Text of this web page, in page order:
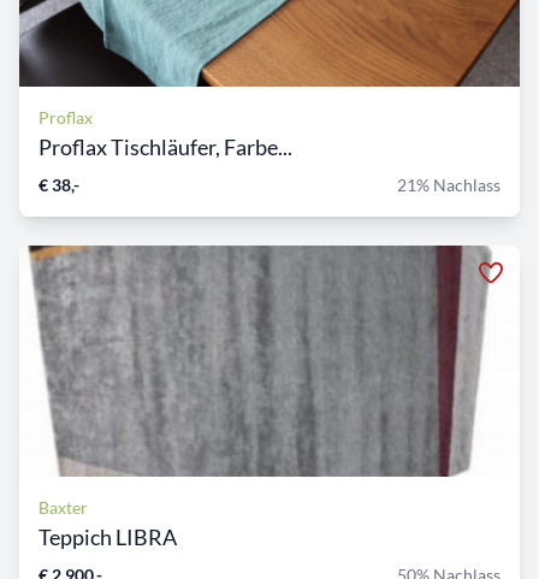
Proflax
Proflax Tischläufer, Farbe...
€ 38,- 21% Nachlass
Baxter
Teppich LIBRA